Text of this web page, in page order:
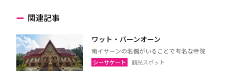
関連記事
ワット・バーンオーン
南イサーンの名僧がいることで有名な寺院
シーサケート 観光スポット